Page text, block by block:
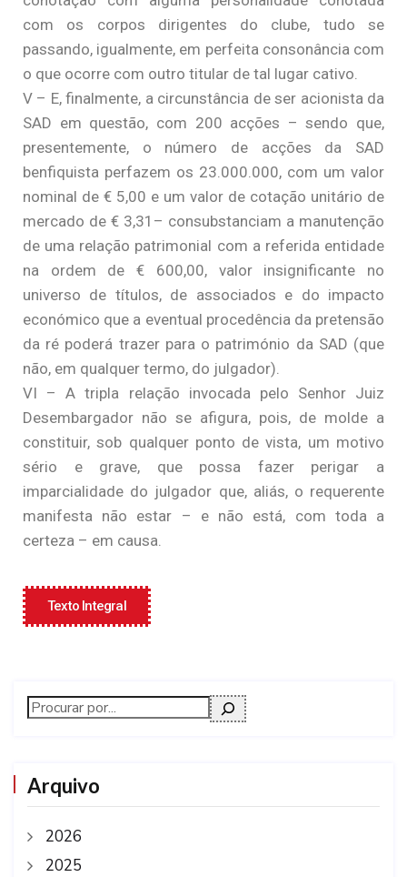
com os corpos dirigentes do clube, tudo se
passando, igualmente, em perfeita consonância com
o que ocorre com outro titular de tal lugar cativo.
V – E, finalmente, a circunstância de ser acionista da
SAD em questão, com 200 acções – sendo que,
presentemente, o número de acções da SAD
benfiquista perfazem os 23.000.000, com um valor
nominal de € 5,00 e um valor de cotação unitário de
mercado de € 3,31– consubstanciam a manutenção
de uma relação patrimonial com a referida entidade
na ordem de € 600,00, valor insignificante no
universo de títulos, de associados e do impacto
económico que a eventual procedência da pretensão
da ré poderá trazer para o património da SAD (que
não, em qualquer termo, do julgador).
VI – A tripla relação invocada pelo Senhor Juiz
Desembargador não se afigura, pois, de molde a
constituir, sob qualquer ponto de vista, um motivo
sério e grave, que possa fazer perigar a
imparcialidade do julgador que, aliás, o requerente
manifesta não estar – e não está, com toda a
certeza – em causa.
Texto Integral
Arquivo
2026
2025